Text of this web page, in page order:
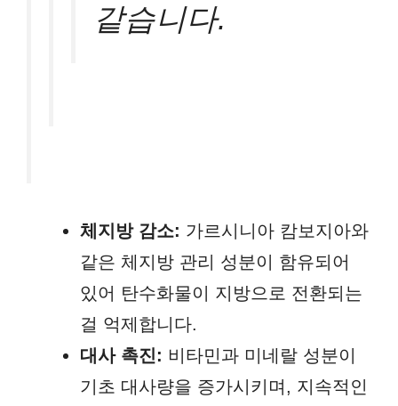
같습니다.
체지방 감소: 가르시니아 캄보지아와
같은 체지방 관리 성분이 함유되어
있어 탄수화물이 지방으로 전환되는
걸 억제합니다.
대사 촉진: 비타민과 미네랄 성분이
기초 대사량을 증가시키며, 지속적인